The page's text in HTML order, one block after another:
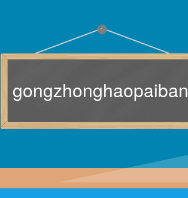
gongzhonghaopaiban